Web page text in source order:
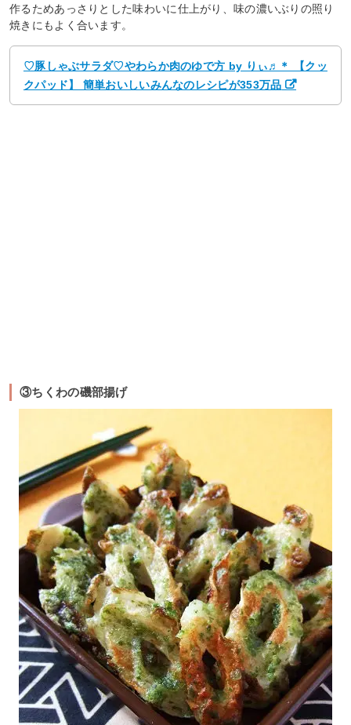
作るためあっさりとした味わいに仕上がり、味の濃いぶりの照り
焼きにもよく合います。
♡豚しゃぶサラダ♡やわらか肉のゆで方 by りぃ♬＊ 【クッ
クパッド】 簡単おいしいみんなのレシピが353万品
③ちくわの磯部揚げ